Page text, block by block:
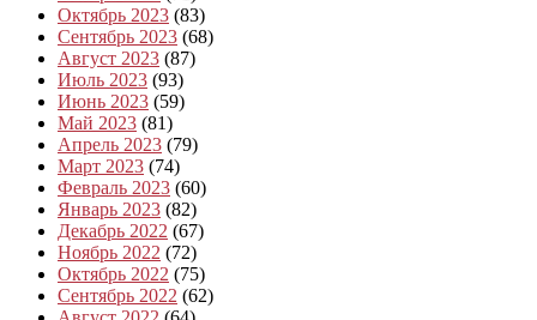
Октябрь 2023 (83)
Сентябрь 2023 (68)
Август 2023 (87)
Июль 2023 (93)
Июнь 2023 (59)
Май 2023 (81)
Апрель 2023 (79)
Март 2023 (74)
Февраль 2023 (60)
Январь 2023 (82)
Декабрь 2022 (67)
Ноябрь 2022 (72)
Октябрь 2022 (75)
Сентябрь 2022 (62)